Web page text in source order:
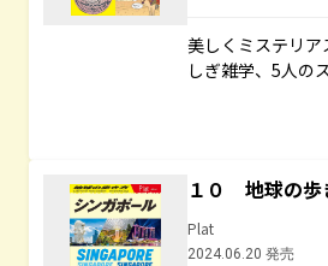
美しくミステリ
しぎ雑学、5人の
１０ 地球の
Plat
2024.06.20 発売